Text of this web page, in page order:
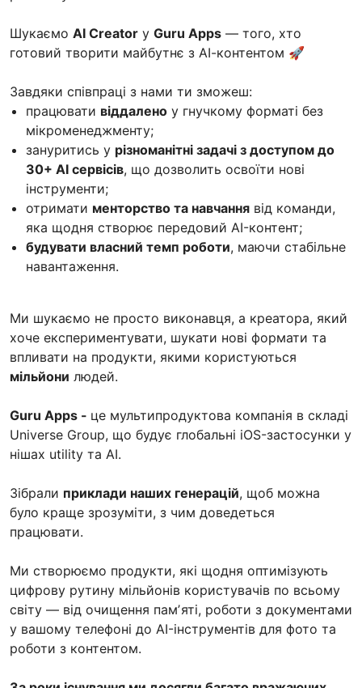
Шукаємо AI Creator у Guru Apps — того, хто
готовий творити майбутнє з АІ-контентом 🚀
Завдяки співпраці з нами ти зможеш:
працювати віддалено у гнучкому форматі без
мікроменеджменту;
зануритись у різноманітні задачі з доступом до
30+ AI сервісів, що дозволить освоїти нові
інструменти;
отримати менторство та навчання від команди,
яка щодня створює передовий AI-контент;
будувати власний темп роботи, маючи стабільне
навантаження.
Ми шукаємо не просто виконавця, а креатора, який
хоче експериментувати, шукати нові формати та
впливати на продукти, якими користуються
мільйони людей.
Guru Apps - це мультипродуктова компанія в складі
Universe Group, що будує глобальні iOS-застосунки у
нішах utility та AI.
Зібрали приклади наших генерацій, щоб можна
було краще зрозуміти, з чим доведеться
працювати.
Ми створюємо продукти, які щодня оптимізують
цифрову рутину мільйонів користувачів по всьому
світу — від очищення памʼяті, роботи з документами
у вашому телефоні до AI-інструментів для фото та
роботи з контентом.